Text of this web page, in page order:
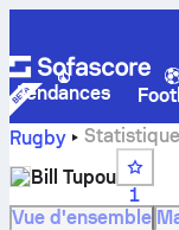
Tendances
Rugby
Bill Tupou
1
Vue d'ensemble